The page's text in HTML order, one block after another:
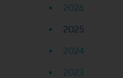
2026
2025
2024
2023